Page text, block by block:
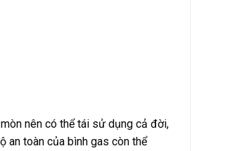
nên có thể tái sử dụng cả đời,
an toàn của bình gas còn thể